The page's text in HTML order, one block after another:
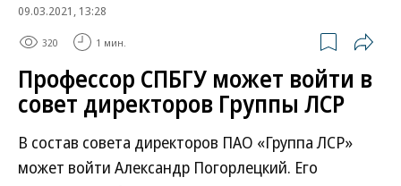
09.03.2021, 13:28
320 1 мин.
Профессор СПБГУ может войти в
совет директоров Группы ЛСР
В состав совета директоров ПАО «Группа ЛСР»
может войти Александр Погорлецкий. Его